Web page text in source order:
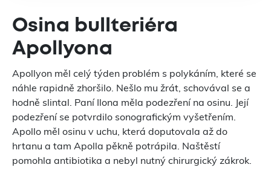
Osina bullteriéra
Apollyona
Apollyon měl celý týden problém s polykáním, které se
náhle rapidně zhoršilo. Nešlo mu žrát, schovával se a
hodně slintal. Paní Ilona měla podezření na osinu. Její
podezření se potvrdilo sonografickým vyšetřením.
Apollo měl osinu v uchu, která doputovala až do
hrtanu a tam Apolla pěkně potrápila. Naštěstí
pomohla antibiotika a nebyl nutný chirurgický zákrok.